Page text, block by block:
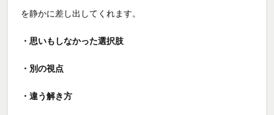
を静かに差し出してくれます。
・思いもしなかった選択肢
・別の視点
・違う解き方